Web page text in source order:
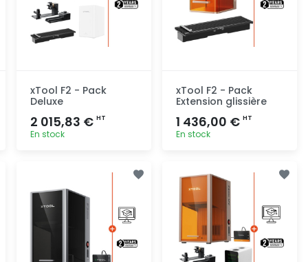
xTool F2 - Pack
Deluxe
2 015,83 €HT
En stock
xTool F2 - Pack
Extension glissière
1 436,00 €HT
En stock
rapide